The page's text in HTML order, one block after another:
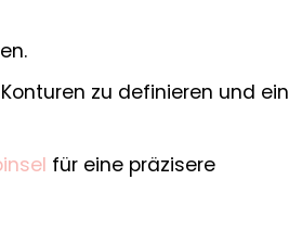
zu definieren und ein
für eine präzisere